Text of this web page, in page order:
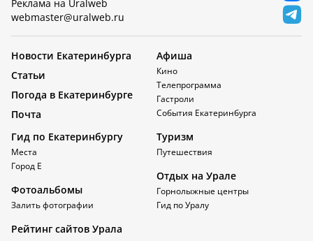
Реклама на Uralweb
webmaster@uralweb.ru
Новости Екатеринбурга
Статьи
Погода в Екатеринбурге
Почта
Афиша
Кино
Телепрограмма
Гастроли
События Екатеринбурга
Гид по Екатеринбургу
Места
Город Е
Фотоальбомы
Залить фотографии
Туризм
Путешествия
Отдых на Урале
Горнолыжные центры
Гид по Уралу
Рейтинг сайтов Урала